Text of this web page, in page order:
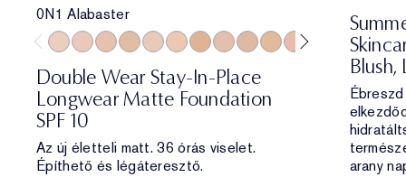
0N1 Alabaster
2C0 Cool Vanilla
2C1 Pure Beige
2N12W1
Double Wear Stay-In-Place
Longwear Matte Foundation
SPF 10
Az új életteli matt. 36 órás viselet.
Építhető és légáteresztő.
arany